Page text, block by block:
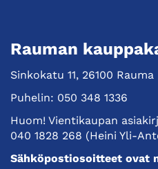
Rauman
Sinkokatu 11, 26100 Rauma
Puhelin: 050 348 1336
Huom! Vientikaupan
040 1828 268 (Heini Yli-
Sähköpostiosoitteet ovat